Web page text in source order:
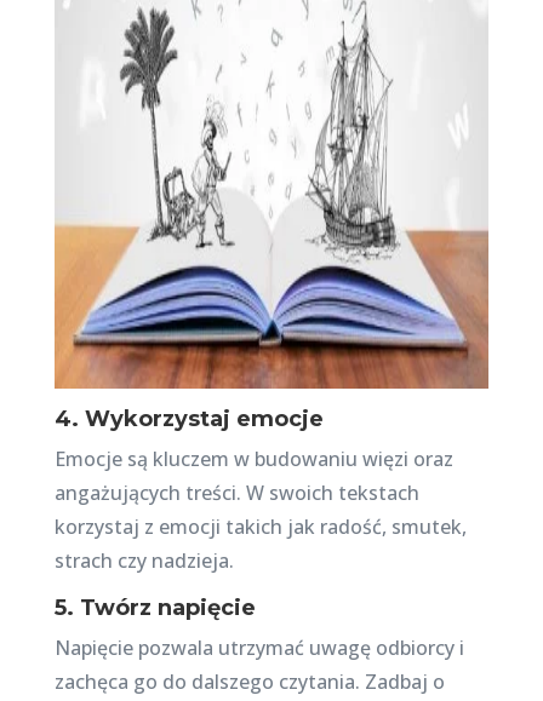
4. Wykorzystaj emocje
Emocje są kluczem w budowaniu więzi oraz
angażujących treści. W swoich tekstach
korzystaj z emocji takich jak radość, smutek,
strach czy nadzieja.
5. Twórz napięcie
Napięcie pozwala utrzymać uwagę odbiorcy i
zachęca go do dalszego czytania. Zadbaj o